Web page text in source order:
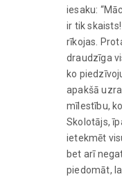
iesaku:
ir tik
rīkojas.
draudzīga
ko
apakšā
mīlestību,
Skolotājs,
ietekmēt
bet arī
piedomāt,